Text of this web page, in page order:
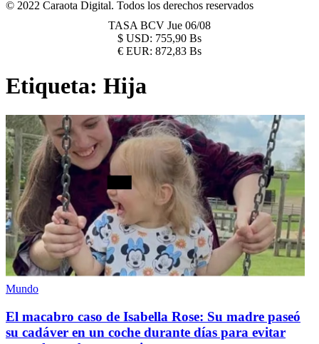
© 2022 Caraota Digital. Todos los derechos reservados
TASA BCV Jue 06/08
$ USD: 755,90 Bs
€ EUR: 872,83 Bs
Etiqueta: Hija
Mundo
El macabro caso de Isabella Rose: Su madre paseó
su cadáver en un coche durante días para evitar